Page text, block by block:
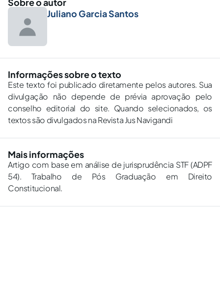
Juliano Garcia Santos
Informações sobre o texto
Este texto foi publicado diretamente pelos autores. Sua
divulgação não depende de prévia aprovação pelo
conselho editorial do site. Quando selecionados, os
textos são divulgados na Revista Jus Navigandi
Mais informações
Artigo com base em análise de jurisprudência STF (ADPF
54). Trabalho de Pós Graduação em Direito
Constitucional.